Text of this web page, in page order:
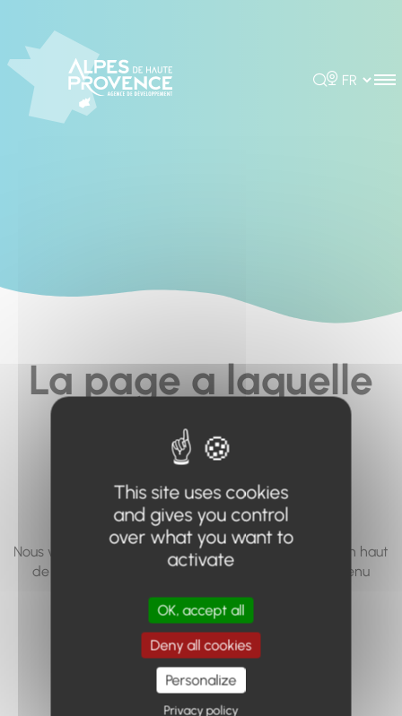
Rechercher
Choisir la
La page a laquelle
vous cherchez à
accéder n'existe
pas... ou plus.
Nous vous invitons à utiliser le moteur de recherche en haut
de page, ou à utiliser le menu pour trouver le contenu
Retour à l'accueil
This site uses cookies
and gives you control
over what you want to
activate
OK, accept all
Deny all cookies
Personalize
Privacy policy